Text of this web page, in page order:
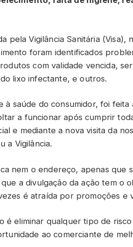
pela Vigilância Sanitária (Visa),
foram identificados
com validade vencida,
lixo infectante, e outros.
à saúde do consumidor, foi
a funcionar após cumprir
e mediante a nova visita da
a Vigilância.
nem o endereço, apenas que
a divulgação da ação tem o
é atraída por promoções e
é eliminar qualquer tipo de
ao comerciante de